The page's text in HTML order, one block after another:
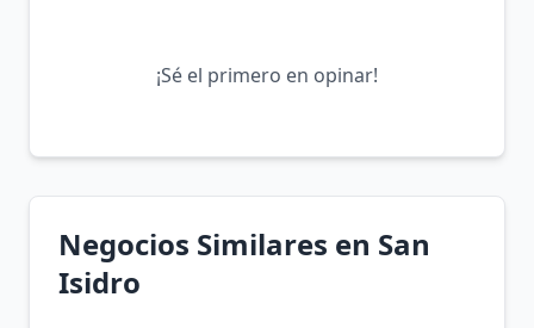
¡Sé el primero en opinar!
Negocios Similares en San
Isidro